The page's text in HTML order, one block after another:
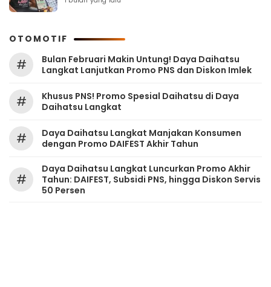
OTOMOTIF
#
Bulan Februari Makin Untung! Daya Daihatsu
Langkat Lanjutkan Promo PNS dan Diskon Imlek
#
Khusus PNS! Promo Spesial Daihatsu di Daya
Daihatsu Langkat
#
Daya Daihatsu Langkat Manjakan Konsumen
dengan Promo DAIFEST Akhir Tahun
#
Daya Daihatsu Langkat Luncurkan Promo Akhir
Tahun: DAIFEST, Subsidi PNS, hingga Diskon Servis
50 Persen